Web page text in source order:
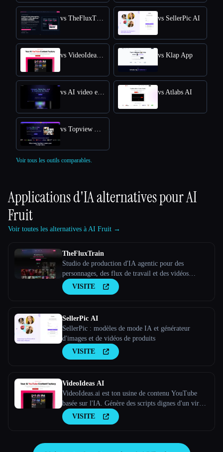
vs TheFluxTrain vs SellerPic AI
vs VideoIdeas AI vs Klap App
vs AI video editor vs Atlabs AI
vs Topview AI URL to Video
Voir tous les outils comparables.
Applications d'IA alternatives pourAI
Fruit
Voir toutes les alternatives à AI Fruit →
TheFluxTrain
Studio de production d'IA agentic pour des
personnages, des flux de travail et des vidéos
cohérents
VISITE
SellerPic AI
SellerPic : modèles de mode IA et générateur
d'images et de vidéos de produits
VISITE
VideoIdeas AI
VideoIdeas.ai est ton usine de contenu YouTube
basée sur l'IA. Génère des scripts dignes d'un virus,
de nouvelles idées de vidéos et du contenu captivant
en quelques minutes.
VISITE